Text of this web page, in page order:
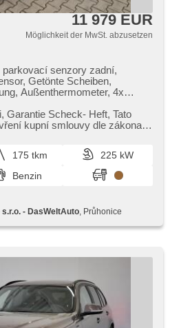
11 979 EUR
Möglichkeit der MwSt. abzusetzen
senzory zadní,
Getönte Scheiben,
Außenthermometer, 4x
(ASR),
(ESP),
El. Klappspiegel, El.
Klimaautomatik,
opěrka, malý kožený paket,
einstellbar, Bordcomputer,
Garantie Scheck​- Heft,​ Tato
kupní smlouvy dle zákona
175 tkm
225 kW
Benzin
- DasWeltAuto , Průhonice